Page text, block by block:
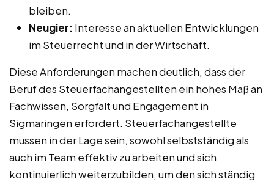
bleiben.
Neugier: Interesse an aktuellen Entwicklungen
im Steuerrecht und in der Wirtschaft.
Diese Anforderungen machen deutlich, dass der
Beruf des Steuerfachangestellten ein hohes Maß an
Fachwissen, Sorgfalt und Engagement in
Sigmaringen erfordert. Steuerfachangestellte
müssen in der Lage sein, sowohl selbstständig als
auch im Team effektiv zu arbeiten und sich
kontinuierlich weiterzubilden, um den sich ständig